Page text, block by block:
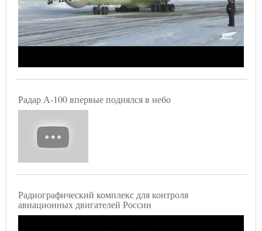
Радар А-100 впервые поднялся в небо
Радиографический комплекс для контроля
авиационных двигателей России